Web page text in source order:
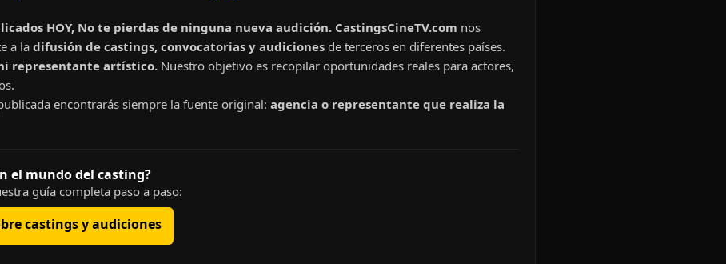
HOY, No te pierdas de ninguna nueva audición. CastingsCineTV.com nos
a ladifusión de castings, convocatorias y audiciones de terceros en diferentes países.
representante artístico. Nuestro objetivo es recopilar oportunidades reales para actores,
encontrarás siempre la fuente original: agencia o representante que realiza la
el mundo del casting?
guía completa paso a paso:
castings y audiciones